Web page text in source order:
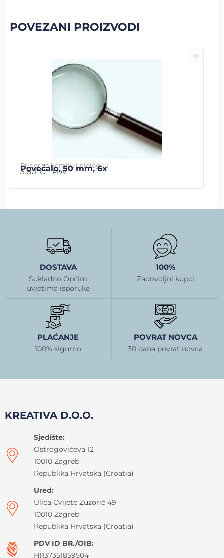
POVEZANI PROIZVODI
Pribor za kemiju i biologiju
Povećalo, 50 mm, 6x
3.80€ + PDV
DOSTAVA
Sukladno Općim
uvjetima isporuke
100%
Zadovoljni kupci
PLAĆANJE
100% sigurno
POVRAT NOVCA
30 dana povrat novca
KREATIVA D.O.O.
Sjedište:
Ostrogovićeva 12
10010 Zagreb
Republika Hrvatska (Croatia)
Ured:
Ulica Cvijete Zuzorić 49
10010 Zagreb
Republika Hrvatska (Croatia)
PDV ID BR./OIB:
HR37351859504